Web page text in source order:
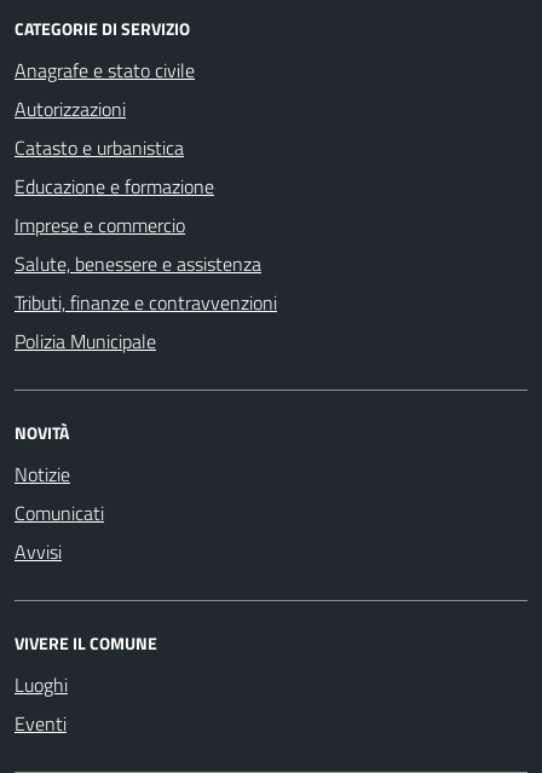
CATEGORIE DI SERVIZIO
Anagrafe e stato civile
Autorizzazioni
Catasto e urbanistica
Educazione e formazione
Imprese e commercio
Salute, benessere e assistenza
Tributi, finanze e contravvenzioni
Polizia Municipale
NOVITÀ
Notizie
Comunicati
Avvisi
VIVERE IL COMUNE
Luoghi
Eventi